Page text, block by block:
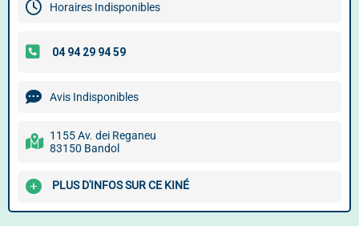
Horaires Indisponibles
Avis Indisponibles
1155 Av. dei Reganeu
83150 Bandol
PLUS D'INFOS SUR CE KINÉ